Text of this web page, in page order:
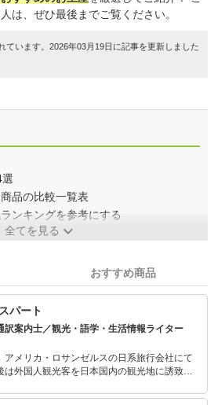
は、ぜひ最後までご覧ください。
ています。2026年03月19日に記事を更新しました
品の比較一覧表
ンキングを参考にする
全てを見る
おすすめ商品
パート
訳案内士／観光・語学・生活情報ライター
アメリカ・ロサンゼルスの日系旅行会社にて
は外国人観光客を日本国内の観光地に誘致す
張するほか、過去にはまとまった休暇を利用